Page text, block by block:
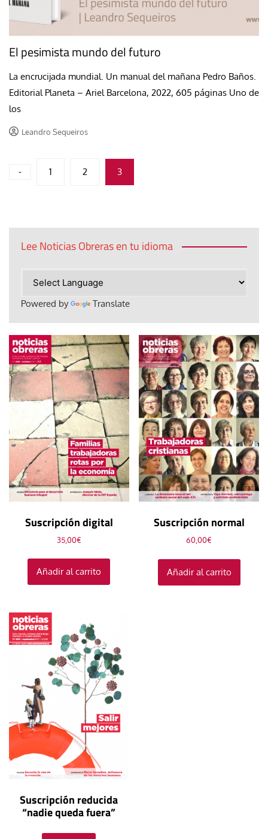
El pesimista mundo del futuro
La encrucijada mundial. Un manual del mañana Pedro Baños.
Editorial Planeta – Ariel Barcelona, 2022, 605 páginas Uno de
los
Leandro Sequeiros
Paginación
- 1 2 3
Lee Noticias Obreras en tu idioma
Powered by Translate
Suscripción digital
35,00€
Añadir al carrito
Suscripción normal
60,00€
Añadir al carrito
Suscripción reducida
“nadie queda fuera”